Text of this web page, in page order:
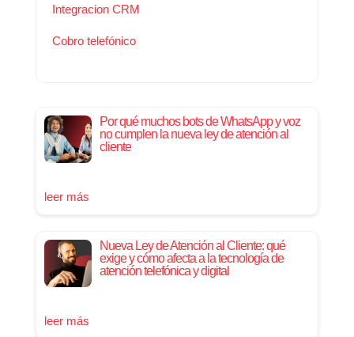
Integracion CRM
Cobro telefónico
Por qué muchos bots de WhatsApp y voz
no cumplen la nueva ley de atención al
cliente
leer más
Nueva Ley de Atención al Cliente: qué
exige y cómo afecta a la tecnología de
atención telefónica y digital
leer más